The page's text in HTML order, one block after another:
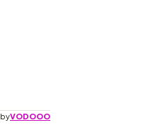
VODOOO